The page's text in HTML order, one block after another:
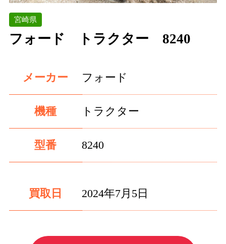
宮崎県
フォード トラクター 8240
メーカー フォード
機種 トラクター
型番 8240
買取日 2024年7月5日